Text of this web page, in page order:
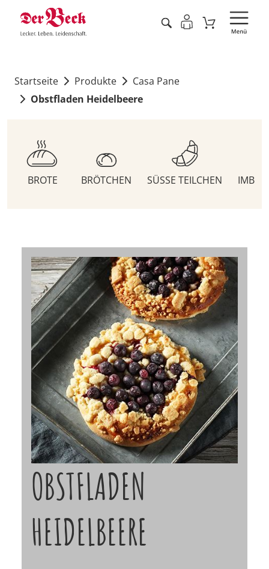
Startseite Produkte
Casa Pane
Obstfladen Heidelbeere
BROTE BRÖTCHEN SÜSSE TEILCHEN
OBSTFLADEN
HEIDELBEERE